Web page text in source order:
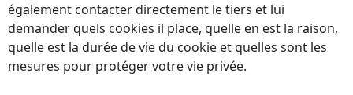
également contacter directement le tiers et lui
demander quels cookies il place, quelle en est la raison,
quelle est la durée de vie du cookie et quelles sont les
mesures pour protéger votre vie privée.